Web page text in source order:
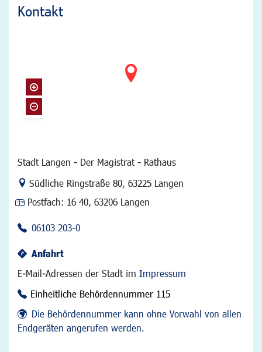
Kontakt
Stadt Langen - Der Magistrat - Rathaus
Link zur Google-Maps Navigation
Südliche Ringstraße 80, 63225 Langen
Postfach: 16 40, 63206 Langen
06103 203-0
Anfahrt
E-Mail-Adressen der Stadt im Impressum
Einheitliche Behördennummer 115
Die Behördennummer kann ohne Vorwahl von allen
Endgeräten angerufen werden.